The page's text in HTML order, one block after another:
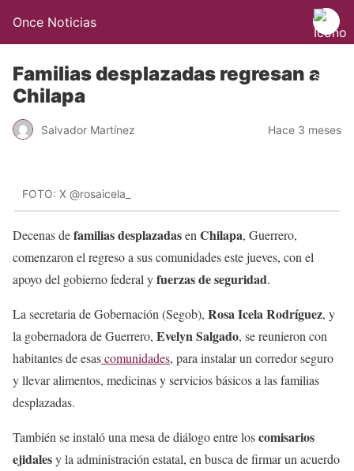
Once Noticias
Familias desplazadas regresan a
Chilapa
Salvador Martínez Hace 3 meses
FOTO: X @rosaicela_
Decenas defamilias desplazadasen Chilapa, Guerrero,
comenzaron el regreso a sus comunidades este jueves, con el
apoyo del gobierno federal yfuerzas de seguridad.
La secretaria de Gobernación (Segob), Rosa Icela Rodríguez, y
la gobernadora de Guerrero, Evelyn Salgado, se reunieron con
habitantes de esascomunidades, para instalar un corredor seguro
y llevar alimentos, medicinas y servicios básicos a las familias
desplazadas.
También se instaló una mesa de diálogo entre loscomisarios
ejidalesy la administración estatal, en busca de firmar un acuerdo